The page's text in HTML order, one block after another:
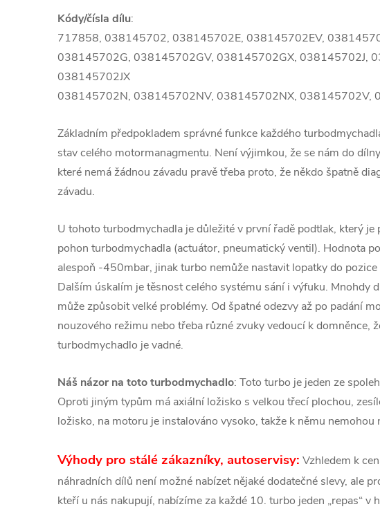
Kódy/čísla dílu:
717858, 038145702, 038145702E, 038145702EV,
038145702G, 038145702GV, 038145702GX, 038145702J,
038145702JX
038145702N, 038145702NV, 038145702NX, 038145702V,
Základním předpokladem správné funkce každého
stav celého motormanagmentu. Není výjimkou, že se nám do
které nemá žádnou závadu pravě třeba proto, že někdo špatně
závadu.
U tohoto turbodmychadla je důležité v první řadě podtlak, který je
pohon turbodmychadla (actuátor, pneumatický ventil). Hodnota
alespoň -450mbar, jinak turbo nemůže nastavit lopatky do
Dalším úskalím je těsnost celého systému sání i výfuku. Mnohdy
může způsobit velké problémy. Od špatné odezvy až po padání
nouzového režimu nebo třeba různé zvuky vedoucí k domněnce,
turbodmychadlo je vadné.
Náš názor na toto turbodmychadlo: Toto turbo je jeden ze
Oproti jiným typům má axiální ložisko s velkou třecí plochou,
ložisko, na motoru je instalováno vysoko, takže k němu nemohou
Výhody pro stálé zákazníky, autoservisy: Vzhledem k
náhradních dílů není možné nabízet nějaké dodatečné slevy, ale
kteří u nás nakupují, nabízíme za každé 10. turbo jeden „repas“ v